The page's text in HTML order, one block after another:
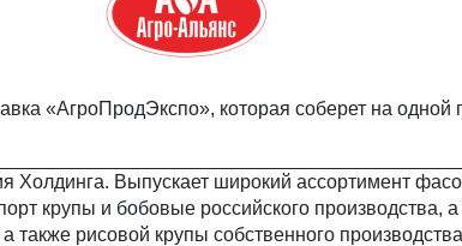
«АгроПродЭкспо», которая соберет на одной
Холдинга. Выпускает широкий ассортимент
крупы и бобовые российского производства,
также рисовой крупы собственного